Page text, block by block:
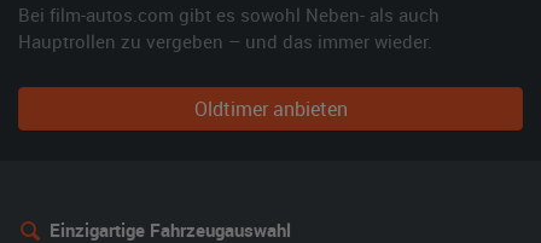
Bei film-autos.com gibt es sowohl Neben- als auch
Hauptrollen zu vergeben – und das immer wieder.
Oldtimer anbieten
Einzigartige Fahrzeugauswahl